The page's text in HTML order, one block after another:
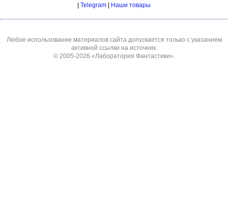
Telegram Наши товары
Любое использование материалов сайта допускается только с указанием
активной ссылки на источник.
© 2005-2026 «Лаборатория Фантастики».